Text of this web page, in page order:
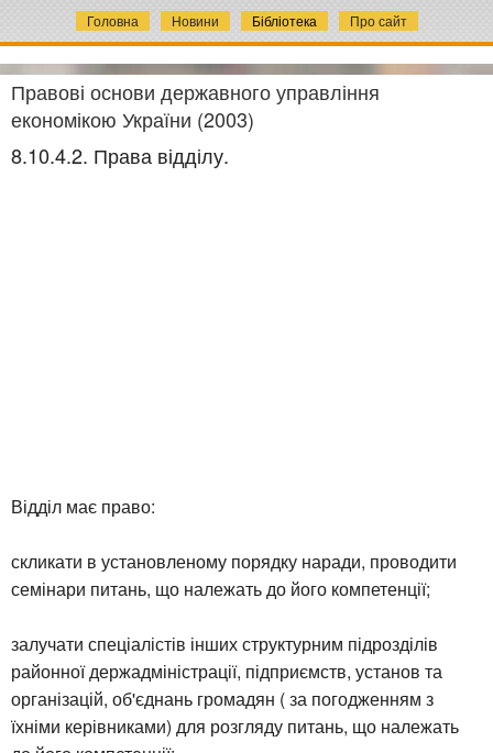
Головна Новини Бібліотека Про сайт
Правові основи державного управління
економікою України (2003)
8.10.4.2. Права відділу.
Відділ має право:
скликати в установленому порядку наради, проводити
семінари питань, що належать до його компетенції;
залучати спеціалістів інших структурним підрозділів
районної держадміністрації, підприємств, установ та
організацій, об'єднань громадян ( за погодженням з
їхніми керівниками) для розгляду питань, що належать